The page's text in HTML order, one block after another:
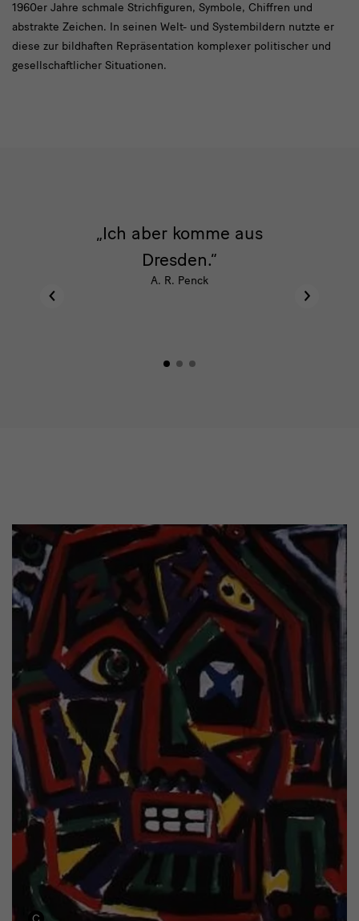
1960er Jahre schmale Strichfiguren, Symbole, Chiffren und
abstrakte Zeichen. In seinen Welt- und Systembildern nutzte er
diese zur bildhaften Repräsentation komplexer politischer und
gesellschaftlicher Situationen.
‹
‹
Ich aber komme aus
Dresden.
A. R. Penck ›
›